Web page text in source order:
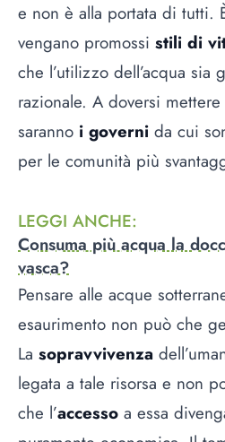
e non è alla portata di tutti.
vengano promossi stili di
che l’utilizzo dell’acqua sia
razionale. A doversi
saranno i governi da cui
per le comunità più
LEGGI ANCHE:
Consuma più acqua la
vasca?
Pensare alle acque
esaurimento non può che
La sopravvivenza
legata a tale risorsa e non
che l’accesso a essa